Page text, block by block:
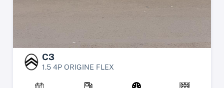
C3
1.5 4P ORIGINE FLEX